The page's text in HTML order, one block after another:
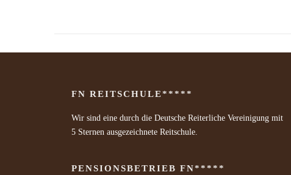
FN REITSCHULE*****
Wir sind eine durch die Deutsche Reiterliche Vereinigung mit
5 Sternen ausgezeichnete Reitschule.
PENSIONSBETRIEB FN*****